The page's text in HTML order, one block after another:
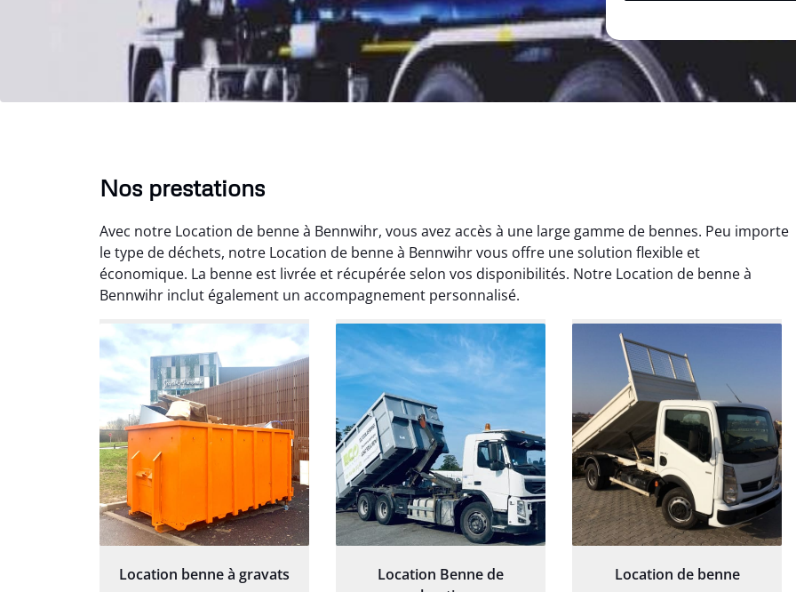
Nos prestations
Avec notre Location de benne à Bennwihr, vous avez accès à une large gamme de bennes. Peu importe
le type de déchets, notre Location de benne à Bennwihr vous offre une solution flexible et
économique. La benne est livrée et récupérée selon vos disponibilités. Notre Location de benne à
Bennwihr inclut également un accompagnement personnalisé.
Location benne à gravats
Location Benne de
Location de benne
Aurélie Bonnet
21 juin 2024
Le service de terrassement
jardin à Var était
exceptionnel. L'équipe a
travaillé de manière efficace
et professionnelle, laissant
notre jardin impeccable et
prêt pour notre nouveau
projet d'aménagement
paysager.
Elisa Barreau
6 avril 2025
Parfait pour évacuer les
gravats de mon chantier.
Service rapide et efficace. Je
recommande sans
hésitation.